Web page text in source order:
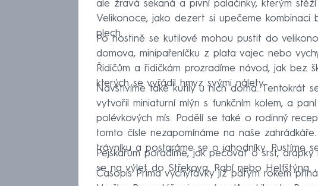
ale žravá sekaná a pivní palačinky, kterým
Velikonoce, jako dezert si upečeme kombinaci
plech.
Po hostině se kutilové mohou pustit do
domova, minipařeníčku z plata vajec nebo
Řidičům a řidičkám prozradíme návod, jak bez
kterých se vyřádil hmyz svými nálety.
Navštívíme také kutily u nich doma. Tentokrát
vytvořil miniaturní mlýn s funkčním kolem, a
polévkových mís. Podělí se také o rodinný
tomto čísle nezapomínáme na naše
trávníku a postaráme se o jahodníky. Pustíme
Pejskařům poradíme, jak pečovat o srst,
se na výlet do Střekova, Rabí nebo Helfštýna.
Časopis Prima vychytávky již pátým rokem